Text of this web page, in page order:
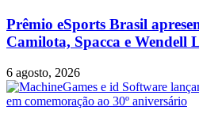
Prêmio eSports Brasil
Camilota, Spacca e Wendell
6 agosto, 2026